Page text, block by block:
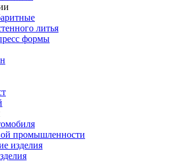
литья
формы
промышленности
изделия